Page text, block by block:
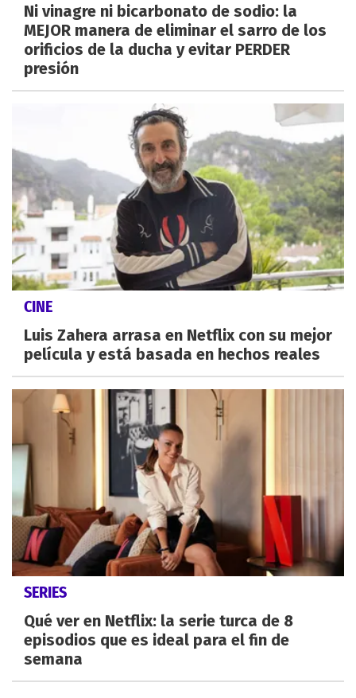
Ni vinagre ni bicarbonato de sodio: la
MEJOR manera de eliminar el sarro de los
orificios de la ducha y evitar PERDER
presión
CINE
Luis Zahera arrasa en Netflix con su mejor
película y está basada en hechos reales
SERIES
Qué ver en Netflix: la serie turca de 8
episodios que es ideal para el fin de
semana